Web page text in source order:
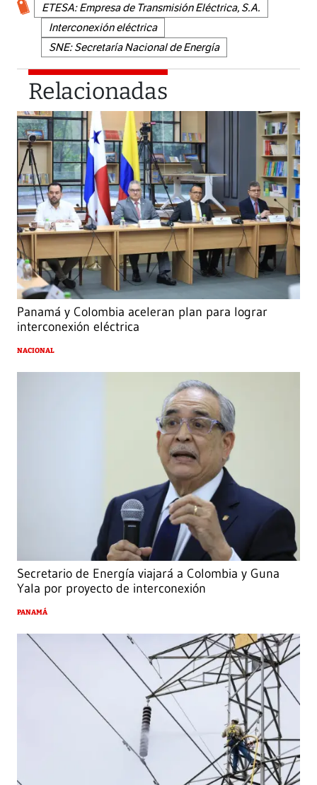
ETESA: Empresa de Transmisión Eléctrica, S.A.
Interconexión eléctrica
SNE: Secretaría Nacional de Energía
Relacionadas
Panamá y Colombia aceleran plan para lograr
interconexión eléctrica
NACIONAL
Secretario de Energía viajará a Colombia y Guna
Yala por proyecto de interconexión
PANAMÁ